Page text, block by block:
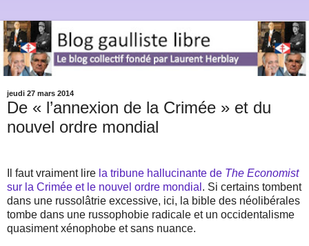
jeudi 27 mars 2014
De « l’annexion de la Crimée » et du
nouvel ordre mondial
Il faut vraiment lire la tribune hallucinante de The Economist
sur la Crimée et le nouvel ordre mondial . Si certains tombent
dans une russolâtrie excessive, ici, la bible des néolibérales
tombe dans une russophobie radicale et un occidentalisme
quasiment xénophobe et sans nuance.